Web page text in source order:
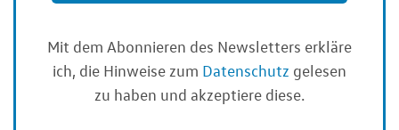
Mit dem Abonnieren des Newsletters erkläre
ich, die Hinweise zum Datenschutz gelesen
zu haben und akzeptiere diese.